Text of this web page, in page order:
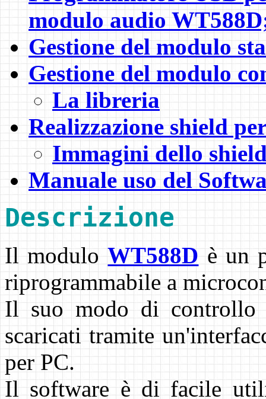
modulo audio
Gestione del modulo
Gestione del modulo
La libreria
Realizzazione shield
Immagini dello
Manuale uso del
Descrizione
Il moduloWT588D è un
riprogrammabile a
Il suo modo di controllo
scaricati tramite
per PC.
Il software è di facile